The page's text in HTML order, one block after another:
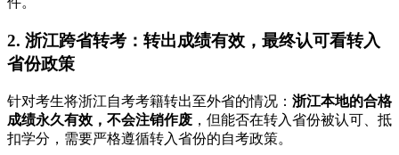
2. 浙江跨省转考：转出成绩有效，最终认可看转入
省份政策
针对考生将浙江自考考籍转出至外省的情况： 浙江本地的合格
成绩永久有效，不会注销作废 ，但能否在转入省份被认可、抵
扣学分，需要严格遵循转入省份的自考政策。